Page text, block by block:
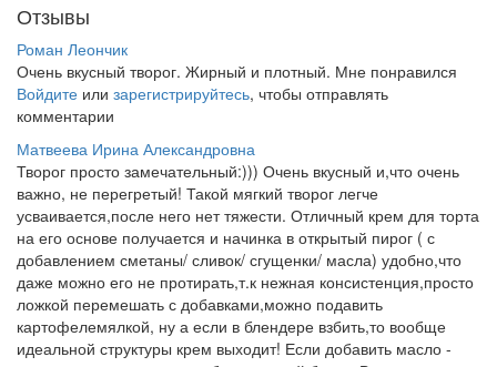
Отзывы
Роман Леончик
Очень вкусный творог. Жирный и плотный. Мне понравился
Войдите или зарегистрируйтесь, чтобы отправлять
комментарии
Матвеева Ирина Александровна
Творог просто замечательный:))) Очень вкусный и,что очень
важно, не перегретый! Такой мягкий творог легче
усваивается,после него нет тяжести. Отличный крем для торта
на его основе получается и начинка в открытый пирог ( с
добавлением сметаны/ сливок/ сгущенки/ масла) удобно,что
даже можно его не протирать,т.к нежная консистенция,просто
ложкой перемешать с добавками,можно подавить
картофелемялкой, ну а если в блендере взбить,то вообще
идеальной структуры крем выходит! Если добавить масло -